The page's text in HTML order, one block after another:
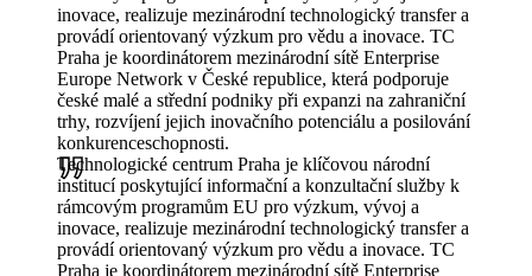
inovace, realizuje mezinárodní technologický transfer a
provádí orientovaný výzkum pro vědu a inovace. TC
Praha je koordinátorem mezinárodní sítě Enterprise
Europe Network v České republice, která podporuje
české malé a střední podniky při expanzi na zahraniční
trhy, rozvíjení jejich inovačního potenciálu a posilování
konkurenceschopnosti.
Technologické centrum Praha je klíčovou národní
institucí poskytující informační a konzultační služby k
rámcovým programům EU pro výzkum, vývoj a
inovace, realizuje mezinárodní technologický transfer a
provádí orientovaný výzkum pro vědu a inovace. TC
Praha je koordinátorem mezinárodní sítě Enterprise